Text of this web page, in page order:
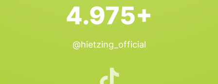
4.975+
@hietzing_official